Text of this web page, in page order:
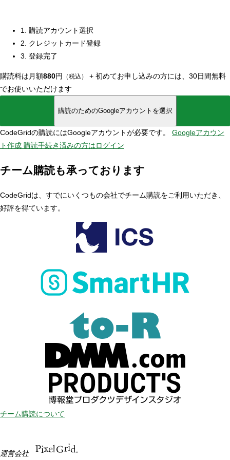
1. 購読アカウント選択
2. クレジットカード登録
3. 登録完了
購読料は月額880円 （税込） + 初めてお申し込みの方には、30日間無料
でお使いいただけます
購読のためのGoogleアカウントを選択
CodeGridの購読にはGoogleアカウントが必要です。 Googleアカウン
ト作成 購読手続き済みの方はログイン
チーム購読も承っております
CodeGridは、すでにいくつもの会社でチーム購読をご利用いただき、
好評を得ています。
チーム購読について
運営会社